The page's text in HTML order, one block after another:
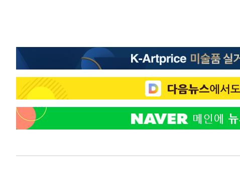
14분 전 >[속보]코스피, 301.88포인트(4.58%) 내린 6296.38 마감
17분 전 >
[속보]원·달러 환율, 0.7원 내린 1423.8원 마감
1시간 전 >손흥민, 5경기 연속골 실패…LAFC는 승부차기 끝 과달라하라 격파
3시간 전 >내일까지 39도 '펄펄'…기상청 "태풍 지나며 폭염 잠시 꺾인다"